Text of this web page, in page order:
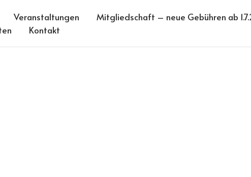
Veranstaltungen
Mitgliedschaft – neue Gebühren ab
Kontakt